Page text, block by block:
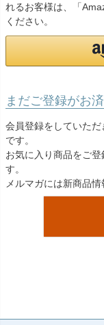
れるお客様は、「
ください。
まだご登録がお
会員登録をしていた
です。
お気に入り商品をご
す。
メルマガには新商品